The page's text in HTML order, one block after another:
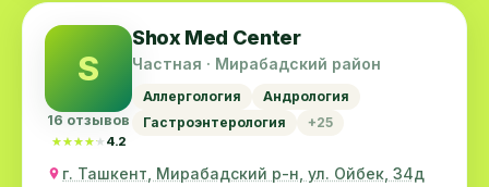
S
16 отзывов
★★★★★
★★★★★ 4.2
Shox Med Center
Частная · Мирабадский район
Аллергология
Андрология
Гастроэнтерология
+25
г. Ташкент, Мирабадский р-н, ул. Ойбек, 34д